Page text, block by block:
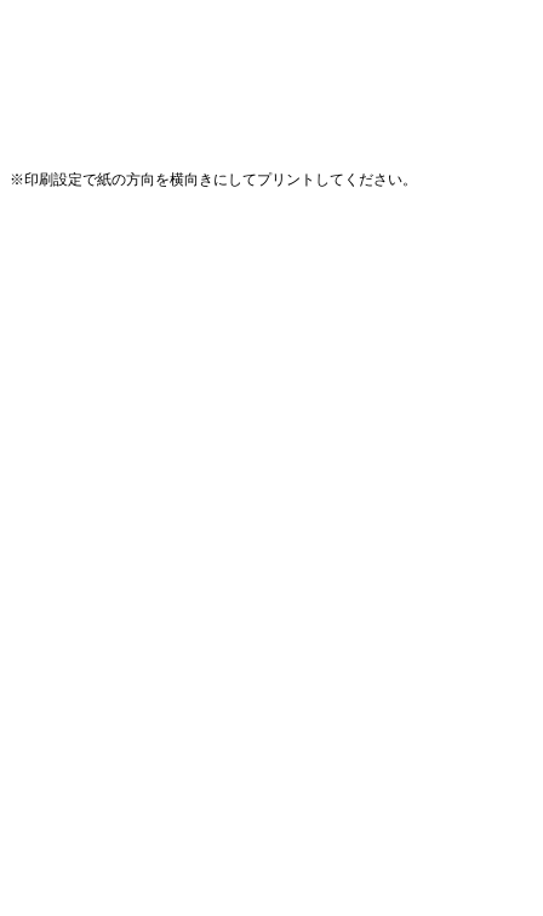
※印刷設定で紙の方向を横向きにしてプリントしてください。